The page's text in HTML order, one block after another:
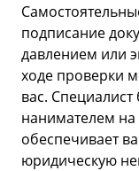
подписание
давлением или
ходе проверки
вас. Специалист
нанимателем
обеспечивает
юридическую